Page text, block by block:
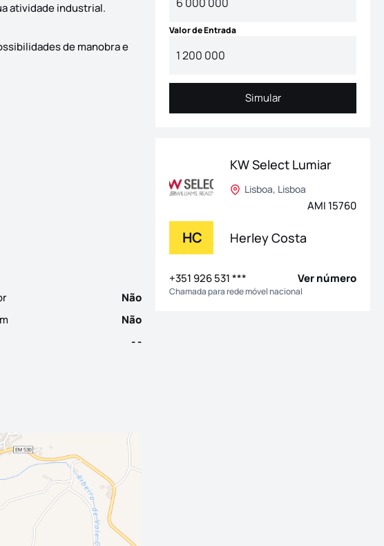
atividade industrial.
de manobra e
esta excelente construção de 6.430m2 de área bruta, está pronta
Não
Não
- -
Valor de Entrada
Simular
Simular
KW Select Lumiar
Lisboa, Lisboa
AMI 15760
HC Herley Costa
+351 926 531 *** Ver número
Chamada para rede móvel nacional